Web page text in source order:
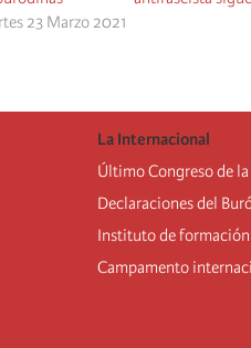
23 Marzo 2021
La Internacional
Último Congreso de
Declaraciones del
Instituto de formación
Campamento